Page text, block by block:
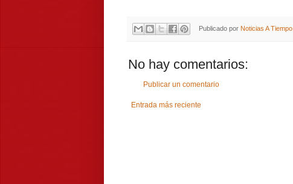
Publicado por Noticias A Tiempo
No hay comentarios:
Publicar un comentario
Entrada más reciente